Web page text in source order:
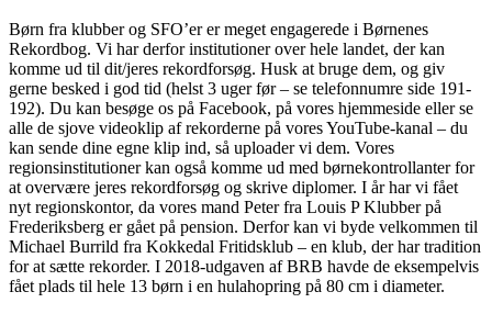
Børn fra klubber og SFO’er er meget engagerede i Børnenes
Rekordbog. Vi har derfor institutioner over hele landet, der kan
komme ud til dit/jeres rekordforsøg. Husk at bruge dem, og giv
gerne besked i god tid (helst 3 uger før – se telefonnumre side 191-
192). Du kan besøge os på Facebook, på vores hjemmeside eller se
alle de sjove videoklip af rekorderne på vores YouTube-kanal – du
kan sende dine egne klip ind, så uploader vi dem. Vores
regionsinstitutioner kan også komme ud med børnekontrollanter for
at overvære jeres rekordforsøg og skrive diplomer. I år har vi fået
nyt regionskontor, da vores mand Peter fra Louis P Klubber på
Frederiksberg er gået på pension. Derfor kan vi byde velkommen til
Michael Burrild fra Kokkedal Fritidsklub – en klub, der har tradition
for at sætte rekorder. I 2018-udgaven af BRB havde de eksempelvis
fået plads til hele 13 børn i en hulahopring på 80 cm i diameter.